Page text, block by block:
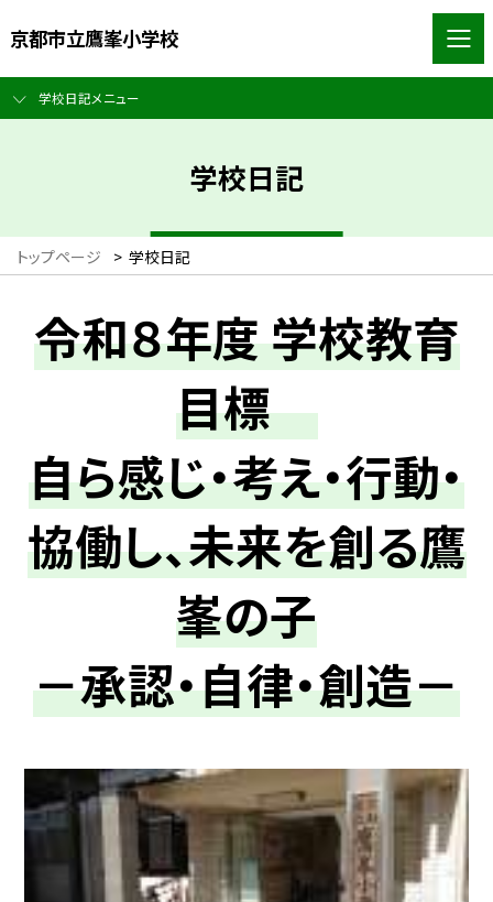
京都市立鷹峯小学校
学校日記メニュー
学校日記
トップページ > 学校日記
令和８年度 学校教育
目標
自ら感じ・考え・行動・
協働し、未来を創る鷹
峯の子
－承認・自律・創造－